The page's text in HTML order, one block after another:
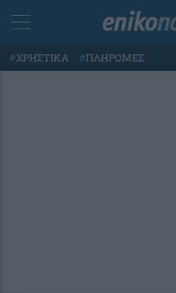
#ΧΡΗΣΤΙΚΑ #ΠΛΗΡΩΜΕΣ